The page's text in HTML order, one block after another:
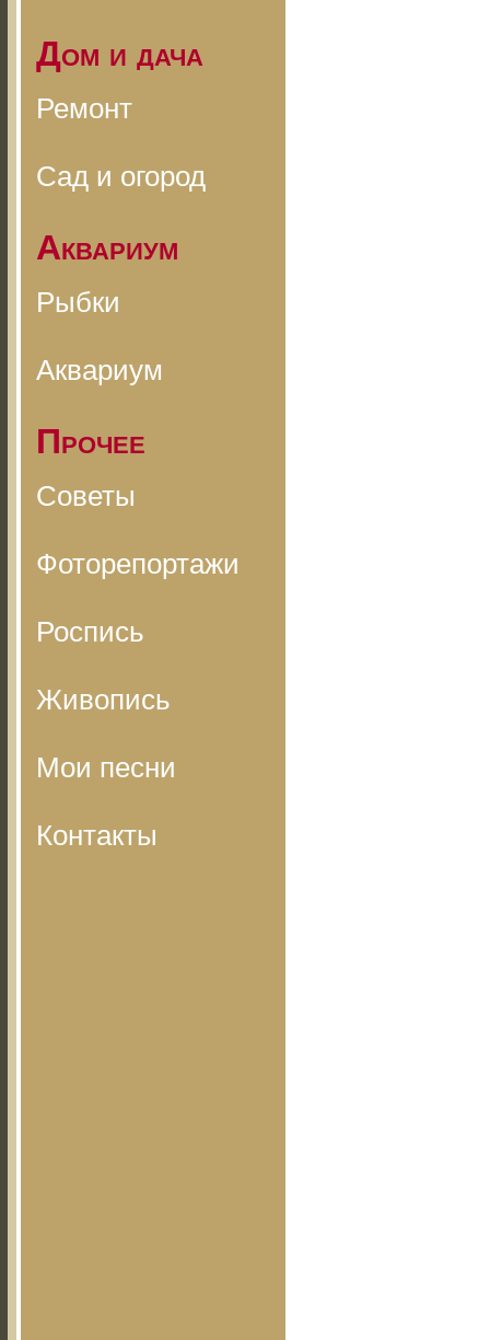
Дом и дача
Ремонт
Сад и огород
Аквариум
Рыбки
Аквариум
Прочее
Советы
Фоторепортажи
Роспись
Живопись
Мои песни
Контакты